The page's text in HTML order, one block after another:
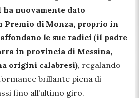
ha nuovamente dato
Premio di Monza, proprio in
le sue radici (il padre
in provincia di Messina,
origini calabresi), regalando
brillante piena di
fino all’ultimo giro.